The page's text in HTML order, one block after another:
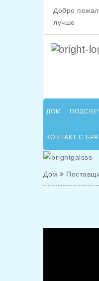
Добро
лучше
ДОМ
КОНТАКТ С
Дом